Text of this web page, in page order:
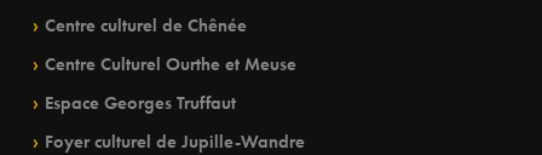
Centre culturel de Chênée
Centre Culturel Ourthe et Meuse
Espace Georges Truffaut
Foyer culturel de Jupille-Wandre